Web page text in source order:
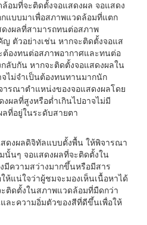
อมที่จะติดตั้งจอแสดงผล จอแสดง
แบบมาเพื่อสภาพแวดล้อมที่แตก
ดงผลที่สามารถทนต่อสภาพ
ตัวอย่างเช่น หากจะติดตั้งจอแส
ต้องทนต่อสภาพอากาศและทนต่อ
ลับกัน หากจะติดตั้งจอแสดงผลใน
ไม่จำเป็นต้องทนทานมากนัก
รณาตำแหน่งของจอแสดงผลโดย
ผลที่สูงหรือต่ำเกินไปอาจไม่มี
ที่อยู่ในระดับสายตา
สดงผลดิจิทัลแบบตั้งพื้น ให้พิจารณา
นั้นๆ จอแสดงผลที่จะติดตั้งใน
มีความสว่างมากขึ้นหรือมีสาร
ห้แน่ใจว่าผู้ชมจะมองเห็นเนื้อหาได้
ติดตั้งในสภาพแวดล้อมที่มืดกว่า
ละความอิ่มตัวของสีที่ดีขึ้นเพื่อให้